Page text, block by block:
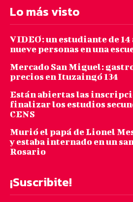
Lo más visto
VIDEO: un estudiante de 14
nueve personas en una
Mercado San Miguel:
precios en Ituzaingó 134
Están abiertas las
finalizar los estudios
CENS
Murió el papá de Lionel
y estaba internado en un
Rosario
¡Suscribite!